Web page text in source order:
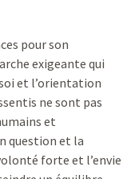
pour son
exigeante qui
et l’orientation
ne sont pas
et
question et la
forte et l’envie